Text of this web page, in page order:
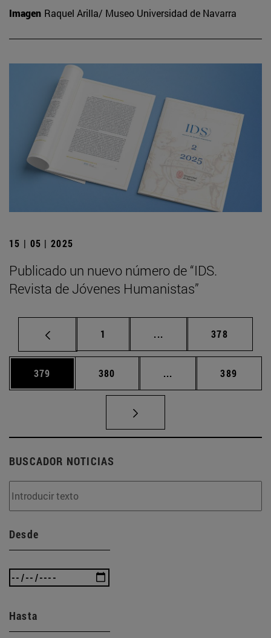
Imagen Raquel Arilla/ Museo Universidad de Navarra
15 | 05 | 2025
Publicado un nuevo número de “IDS.
Revista de Jóvenes Humanistas”
Página
1 ... Páginas intermedias
Página
378
Página
379 Página
380 ... Páginas intermedias
Página
389
BUSCADOR NOTICIAS
Desde
Hasta